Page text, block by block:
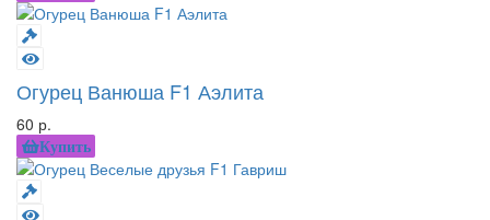
Огурец Ванюша F1 Аэлита
60 р.
Купить